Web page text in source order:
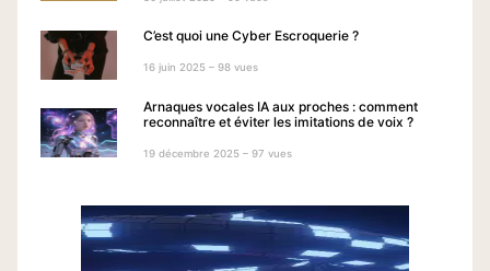
C’est quoi une Cyber Escroquerie ?
16 juin 2025 – 98 vues
Arnaques vocales IA aux proches : comment
reconnaître et éviter les imitations de voix ?
19 décembre 2025 – 97 vues